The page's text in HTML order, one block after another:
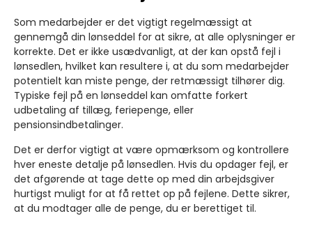
Som medarbejder er det vigtigt regelmæssigt at
gennemgå din lønseddel for at sikre, at alle oplysninger er
korrekte. Det er ikke usædvanligt, at der kan opstå fejl i
lønsedlen, hvilket kan resultere i, at du som medarbejder
potentielt kan miste penge, der retmæssigt tilhører dig.
Typiske fejl på en lønseddel kan omfatte forkert
udbetaling af tillæg, feriepenge, eller
pensionsindbetalinger.
Det er derfor vigtigt at være opmærksom og kontrollere
hver eneste detalje på lønsedlen. Hvis du opdager fejl, er
det afgørende at tage dette op med din arbejdsgiver
hurtigst muligt for at få rettet op på fejlene. Dette sikrer,
at du modtager alle de penge, du er berettiget til.